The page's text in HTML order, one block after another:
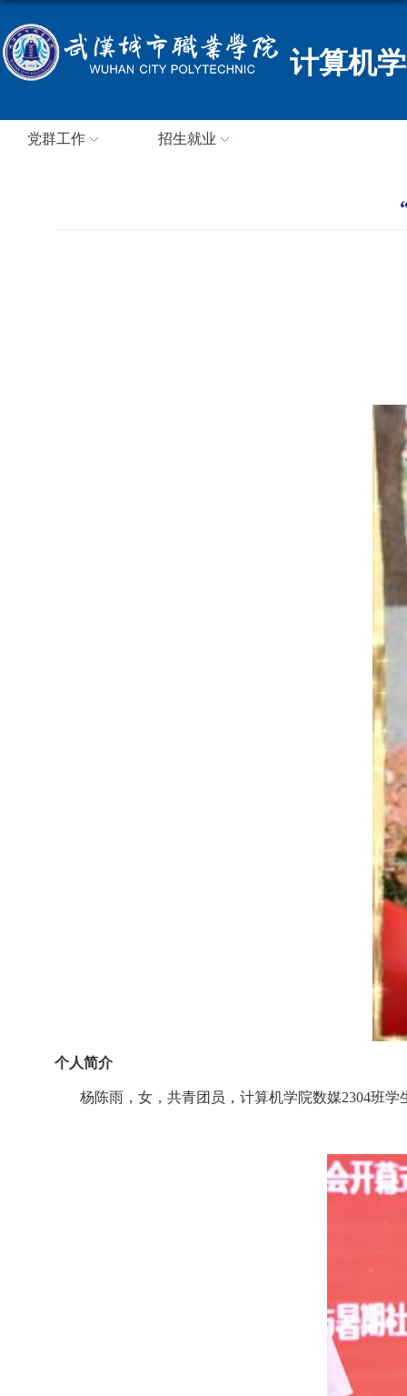
计算机
党群工作 招生就业
个人简介
杨陈雨，女，共青团员，计算机学院数媒2304班